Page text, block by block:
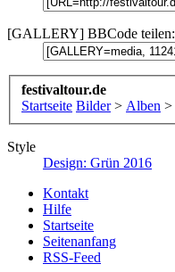
[GALLERY] BBCode teilen:
festivaltour.de
Startseite Bilder > Alben >
Style
Design: Grün 2016
Kontakt
Hilfe
Startseite
Seitenanfang
RSS-Feed